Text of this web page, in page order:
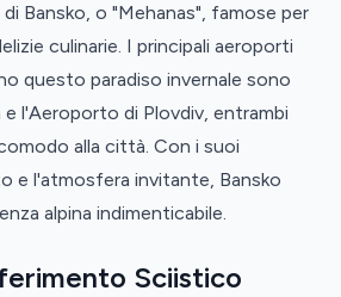
Bansko, o "Mehanas", famose per
culinarie. I principali aeroporti
questo paradiso invernale sono
l'Aeroporto di Plovdiv, entrambi
alla città. Con i suoi
e l'atmosfera invitante, Bansko
alpina indimenticabile.
Sciistico